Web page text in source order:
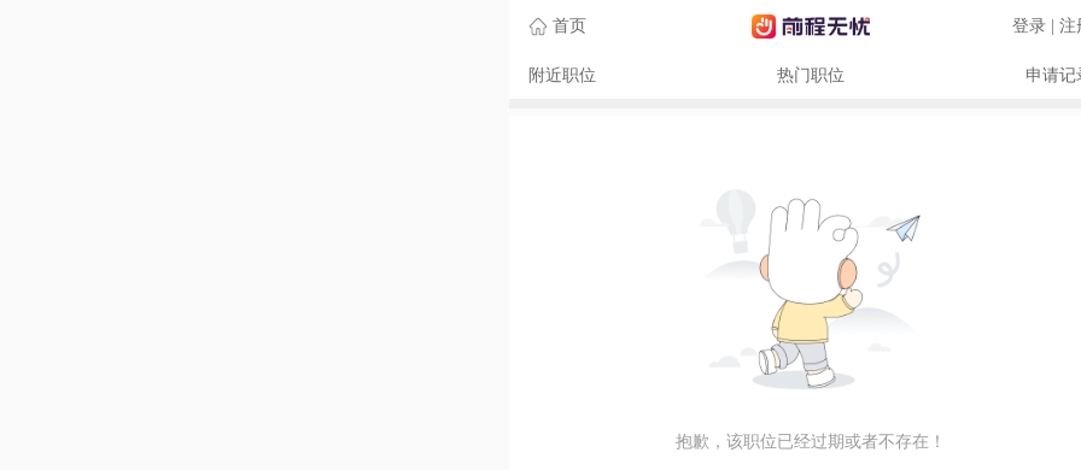
首页 登录 | 注
附近职位 热门职位 申请记
抱歉，该职位已经过期或者不存在！